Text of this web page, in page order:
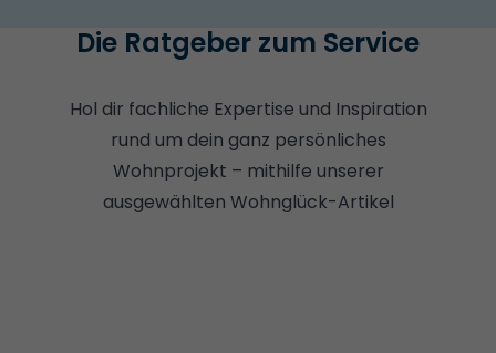
Die Ratgeber zum Service
Hol dir fachliche Expertise und Inspiration
rund um dein ganz persönliches
Wohnprojekt – mithilfe unserer
ausgewählten Wohnglück-Artikel